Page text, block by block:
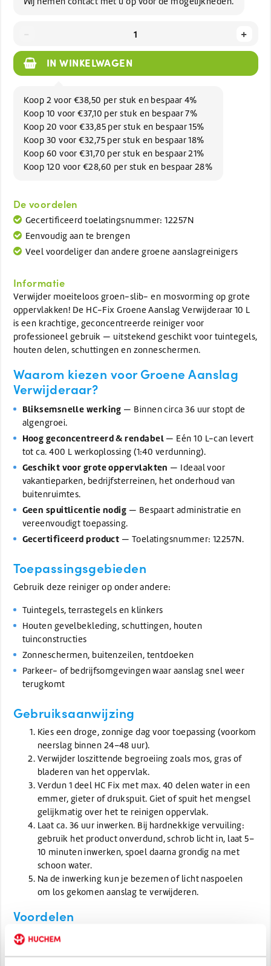
+
IN WINKELWAGEN
Koop 2 voor €38,50 per stuk en bespaar 4%
Koop 10 voor €37,10 per stuk en bespaar 7%
Koop 20 voor €33,85 per stuk en bespaar 15%
Koop 30 voor €32,75 per stuk en bespaar 18%
Koop 60 voor €31,70 per stuk en bespaar 21%
Koop 120 voor €28,60 per stuk en bespaar 28%
De voordelen
Gecertificeerd toelatingsnummer: 12257N
Eenvoudig aan te brengen
Veel voordeliger dan andere groene aanslagreinigers
Informatie
Verwijder moeiteloos groen-slib- en mosvorming op grote
oppervlakken! De HC-Fix Groene Aanslag Verwijderaar 10 L
is een krachtige, geconcentreerde reiniger voor
professioneel gebruik — uitstekend geschikt voor tuintegels,
houten delen, schuttingen en zonneschermen.
Waarom kiezen voor Groene Aanslag
Verwijderaar?
Bliksemsnelle werking — Binnen circa 36 uur stopt de
algengroei.
Hoog geconcentreerd & rendabel — Eén 10 L-can levert
tot ca. 400 L werkoplossing (1:40 verdunning).
Geschikt voor grote oppervlakten — Ideaal voor
vakantieparken, bedrijfsterreinen, het onderhoud van
buitenruimtes.
Geen spuitlicentie nodig — Bespaart administratie en
vereenvoudigt toepassing.
Gecertificeerd product — Toelatingsnummer: 12257N.
Toepassingsgebieden
Gebruik deze reiniger op onder andere:
Tuintegels, terrastegels en klinkers
Houten gevelbekleding, schuttingen, houten
tuinconstructies
Zonneschermen, buitenzeilen, tentdoeken
Parkeer- of bedrijfs­omgevingen waar aanslag snel weer
terugkomt
Gebruiksaanwijzing
Kies een droge, zonnige dag voor toepassing (voorkom
neerslag binnen 24–48 uur).
Verwijder loszittende begroeiing zoals mos, gras of
bladeren van het oppervlak.
Verdun 1 deel HC Fix met max. 40 delen water in een
emmer, gieter of drukspuit. Giet of spuit het mengsel
gelijkmatig over het te reinigen oppervlak.
Laat ca. 36 uur inwerken. Bij hardnekkige vervuiling:
gebruik het product onverdund, schrob licht in, laat 5–
10 minuten inwerken, spoel daarna grondig na met
schoon water.
Na de inwerking kun je bezemen of licht naspoelen
om los gekomen aanslag te verwijderen.
Voordelen
Kostenbesparend